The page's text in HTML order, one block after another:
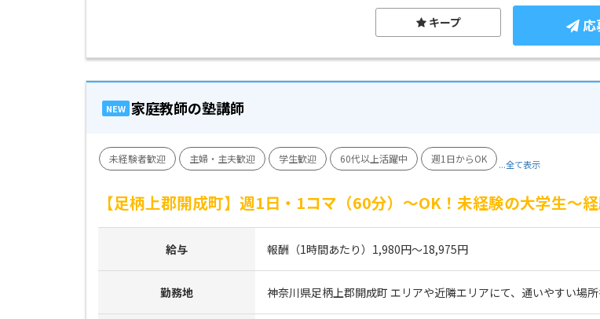
応
キープ
NEW 家庭教師の塾講師
未経験者歓迎 主婦・主夫歓迎 学生歓迎 60代以上活躍中 週1日からOK ...全て表示
【足柄上郡開成町】週1日・1コマ（60分）～OK！未経験の大学生～
給与 報酬（1時間あたり）1,980円～18,975円
勤務地 神奈川県足柄上郡開成町 エリアや近隣エリアにて、通いやすい場所